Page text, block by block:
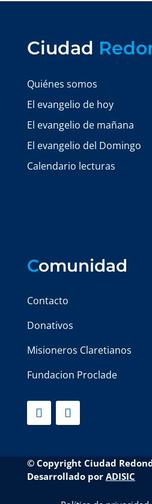
Ciudad
Quiénes somos
El evangelio de hoy
El evangelio de mañana
El evangelio del Domingo
Calendario lecturas
Comunidad
Contacto
Donativos
Misioneros Claretianos
Fundacion Proclade
© Copyright Ciudad
Desarrollado por ADISIC